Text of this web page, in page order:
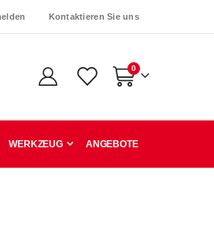
Kontaktieren Sie uns
Warenkorb
0Artikel
WERKZEUG ANGEBOTE